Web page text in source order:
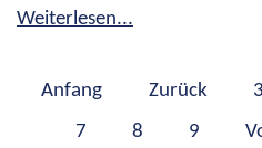
Weiterlesen...
Anfang Zurück 3
7
8 9